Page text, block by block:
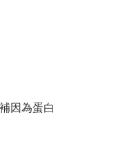
因為蛋白